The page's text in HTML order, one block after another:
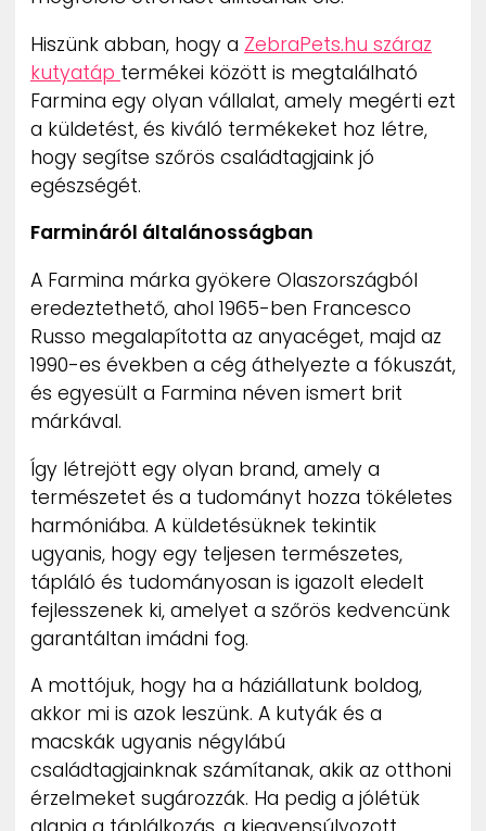
Hiszünk abban, hogy a ZebraPets.hu száraz
kutyatáp termékei között is megtalálható
Farmina egy olyan vállalat, amely megérti ezt
a küldetést, és kiváló termékeket hoz létre,
hogy segítse szőrös családtagjaink jó
egészségét.
Farmináról általánosságban
A Farmina márka gyökere Olaszországból
eredeztethető, ahol 1965-ben Francesco
Russo megalapította az anyacéget, majd az
1990-es években a cég áthelyezte a fókuszát,
és egyesült a Farmina néven ismert brit
márkával.
Így létrejött egy olyan brand, amely a
természetet és a tudományt hozza tökéletes
harmóniába. A küldetésüknek tekintik
ugyanis, hogy egy teljesen természetes,
tápláló és tudományosan is igazolt eledelt
fejlesszenek ki, amelyet a szőrös kedvencünk
garantáltan imádni fog.
A mottójuk, hogy ha a háziállatunk boldog,
akkor mi is azok leszünk. A kutyák és a
macskák ugyanis négylábú
családtagjainknak számítanak, akik az otthoni
érzelmeket sugározzák. Ha pedig a jólétük